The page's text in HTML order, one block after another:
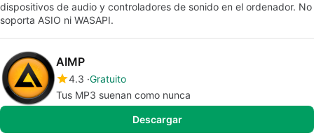
dispositivos de audio y controladores de sonido en el ordenador. No
soporta ASIO ni WASAPI.
AIMP
4.3 Gratuito
Tus MP3 suenan como nunca
Descargar